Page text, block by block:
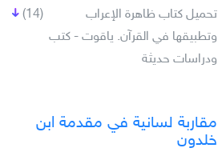
(14)
تحميل كتاب ظاهرة الإعراب
وتطبيقها في القرآن. ياقوت - كتب
ودراسات حديثة
مقاربة لسانية في مقدمة ابن
خلدون